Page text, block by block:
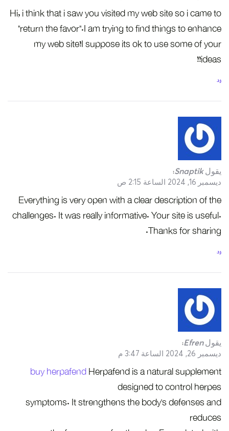
Hi, i think that i saw you visited my web site so i came to
“return the favor”.I am trying to find things to enhance
my web site!I suppose its ok to use some of your
ideas!!
رد
يقول Snaptik
:
ديسمبر 16, 2024 الساعة 2:15 ص
Everything is very open with a clear description of the
challenges. It was really informative. Your site is useful.
Thanks for sharing.
رد
يقول Efren
:
ديسمبر 26, 2024 الساعة 3:47 م
buy herpafendHerpafend is a natural supplement
designed to control herpes
symptoms. It strengthens the body’s defenses and
reduces